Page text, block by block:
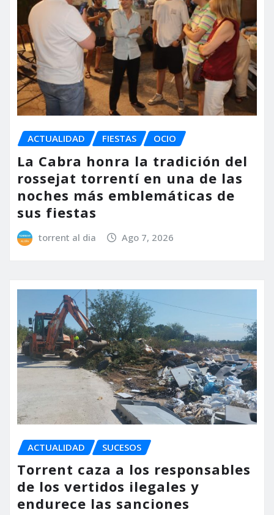
ACTUALIDAD FIESTAS OCIO
La Cabra honra la tradición del
rossejat torrentí en una de las
noches más emblemáticas de
sus fiestas
torrent al dia Ago 7, 2026
ACTUALIDAD SUCESOS
Torrent caza a los responsables
de los vertidos ilegales y
endurece las sanciones